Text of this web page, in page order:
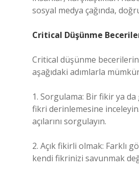
sosyal medya çağında,
Critical Düşünme
Critical düşünme
aşağıdaki adımlarla
1. Sorgulama: Bir fikir ya
fikri derinlemesine
açılarını sorgulayın.
2. Açık fikirli olmak: Farklı
kendi fikrinizi savunmak